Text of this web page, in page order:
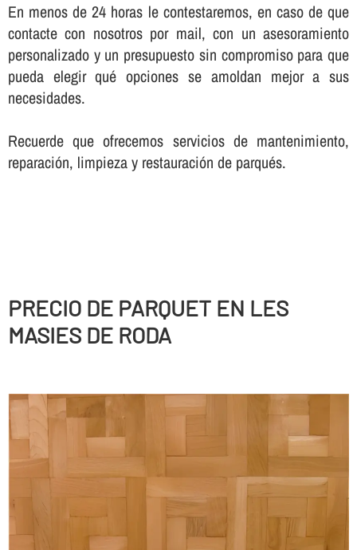
En menos de 24 horas le contestaremos, en caso de que
contacte con nosotros por mail, con un asesoramiento
personalizado y un presupuesto sin compromiso para que
pueda elegir qué opciones se amoldan mejor a sus
necesidades.
Recuerde que ofrecemos servicios de mantenimiento,
reparación, limpieza y restauración de parqués.
PRECIO DE PARQUET EN LES
MASIES DE RODA